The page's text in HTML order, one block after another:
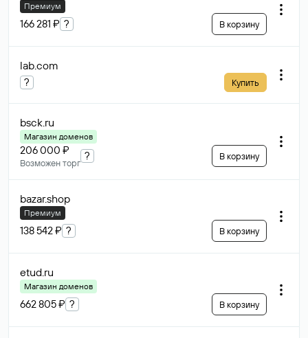
Премиум
166 281 ₽ ? В корзину
lab.com
? Купить
bsck.ru
Магазин доменов
206 000 ₽
Возможен торг
? В корзину
bazar.shop
Премиум
138 542 ₽ ? В корзину
etud.ru
Магазин доменов
662 805 ₽ ? В корзину